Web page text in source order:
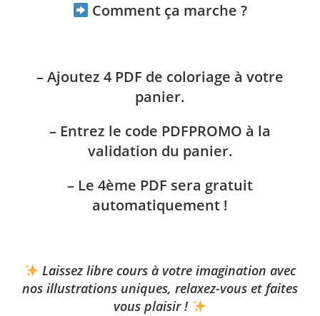
Comment ça marche ?
– Ajoutez 4 PDF de coloriage à votre
panier.
– Entrez le code PDFPROMO à la
validation du panier.
– Le 4ème PDF sera gratuit
automatiquement !
Laissez libre cours à votre imagination avec
nos illustrations uniques, relaxez-vous et faites
vous plaisir !